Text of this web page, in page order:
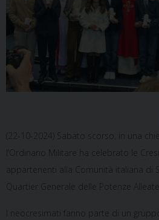
(22-10-2024) Sabato scorso, in una
l’Ordinario Militare ha celebrato le
appartenenti alla Comunità italiana di
Quartier Generale delle Potenze
I neocresimati fanno parte di un